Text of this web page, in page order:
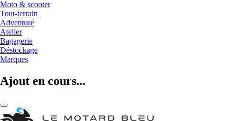
Moto & scooter
Tout-terrain
Adventure
Atelier
Bagagerie
Déstockage
Marques
Ajout en cours...